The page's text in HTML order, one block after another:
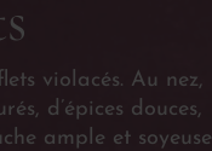
violacés. Au nez,
d’épices douces,
ample et soyeuse